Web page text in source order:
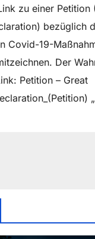
zu einer Petition
bezüglich
Covid-19-
Der
Petition – Great